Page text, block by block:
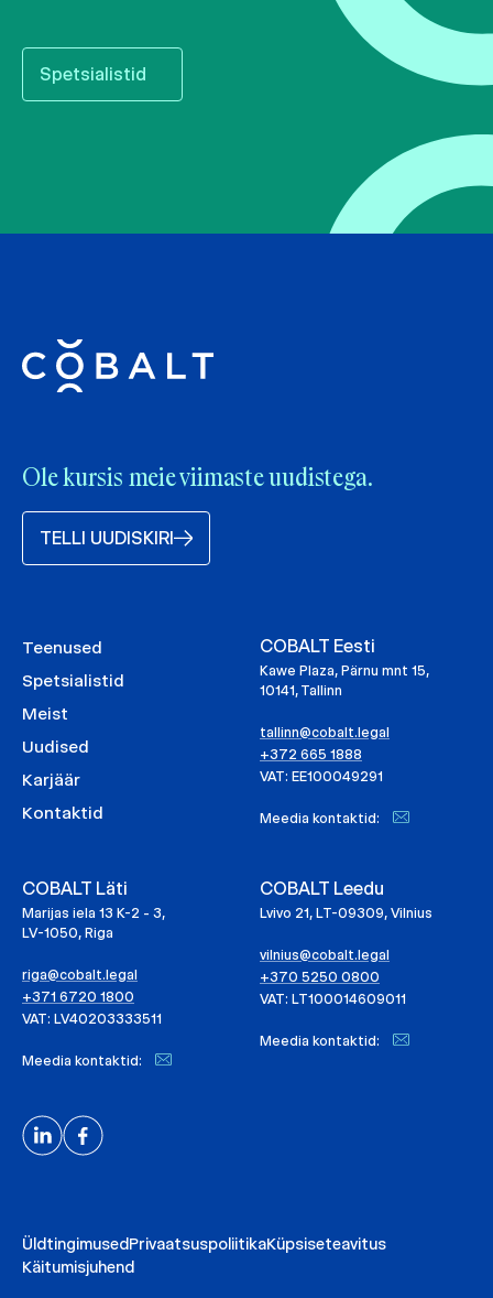
Spetsialistid
Ole kursis meie viimaste uudistega.
TELLI UUDISKIRI
Teenused
Spetsialistid
Meist
Uudised
Karjäär
Kontaktid
COBALT Eesti
Kawe Plaza, Pärnu mnt 15,
10141, Tallinn
tallinn@cobalt.legal
+372 665 1888
VAT: EE100049291
Meedia kontaktid:
COBALT Läti
Marijas iela 13 K-2 - 3,
LV-1050, Riga
riga@cobalt.legal
+371 6720 1800
VAT: LV40203333511
Meedia kontaktid:
COBALT Leedu
Lvivo 21, LT-09309, Vilnius
vilnius@cobalt.legal
+370 5250 0800
VAT: LT100014609011
Meedia kontaktid:
ÜldtingimusedPrivaatsuspoliitikaKüpsiseteavitus
Käitumisjuhend